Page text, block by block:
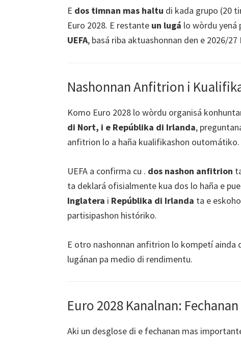
E dos timnan mas haltu di kada grupo (20
Euro 2028. E restante un lugá lo wòrdu yená
UEFA, basá riba aktuashonnan den e 2026/
Nashonnan Anfitrion i
Komo Euro 2028 lo wòrdu organisá
di Nort, i e Repúblika di Irlanda,
anfitrion lo a haña kualifikashon outomátiko.
UEFA a confirma cu . dos nashon anfitrion
ta deklará ofisialmente kua dos lo haña e
Inglatera i Repúblika di Irlanda ta e
partisipashon históriko.
E otro nashonnan anfitrion lo kompetí ainda
lugánan pa medio di rendimentu.
Euro 2028 Kanalnan:
Aki un desglose di e fechanan mas